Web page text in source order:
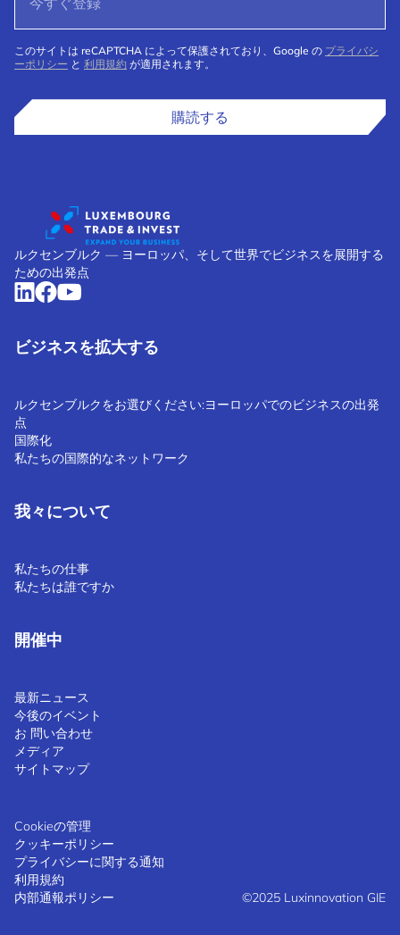
このサイトは reCAPTCHA によって保護されており、Google の プライバシ
ーポリシー と 利用規約 が適用されます。
購読する
ルクセンブルク ― ヨーロッパ、そして世界でビジネスを展開する
ための出発点
ビジネスを拡大する
ルクセンブルクをお選びください:ヨーロッパでのビジネスの出発
点
国際化
私たちの国際的なネットワーク
我々について
私たちの仕事
私たちは誰ですか
開催中
最新ニュース
今後のイベント
お 問い合わせ
メディア
サイトマップ
Cookieの管理
クッキーポリシー
プライバシーに関する通知
利用規約
内部通報ポリシー
©2025 Luxinnovation GIE